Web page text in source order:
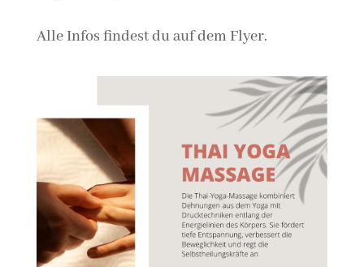
Alle Infos findest du auf dem Flyer.